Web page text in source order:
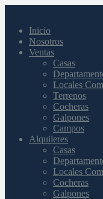
Inicio
Nosotros
Ventas
Casas
Locales
Terrenos
Cocheras
Galpones
Campos
Alquileres
Casas
Locales
Cocheras
Galpones